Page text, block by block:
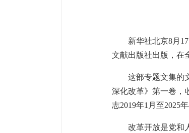
新华社北京8月
文献出版社出版，在
这部专题文集的
深化改革》第一卷，
志2019年1月至2025
改革开放是党和